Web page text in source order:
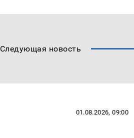
Следующая новость
01.08.2026, 09:00